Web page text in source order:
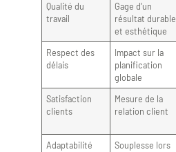
Qualité du
travail
Gage d’un
résultat durable
et esthétique
Respect des
délais
Impact sur la
planification
globale
Satisfaction
clients
Mesure de la
relation client
Adaptabilité
Souplesse lors